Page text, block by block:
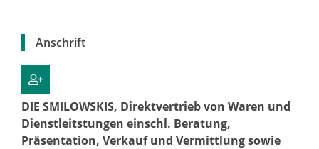
Anschrift
DIE SMILOWSKIS, Direktvertrieb von Waren und
Dienstleitstungen einschl. Beratung,
Präsentation, Verkauf und Vermittlung sowie